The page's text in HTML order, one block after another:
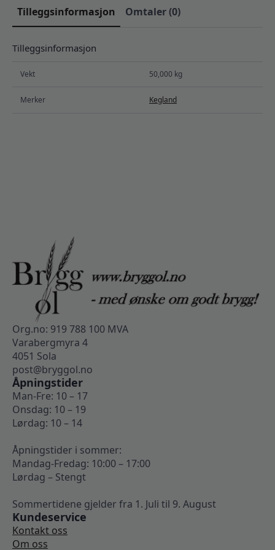
Tilleggsinformasjon Omtaler (0)
Tilleggsinformasjon
Vekt 50,000 kg
Merker Kegland
Org.no: 919 788 100 MVA
Varabergmyra 4
4051 Sola
post@bryggol.no
Åpningstider
Man-Fre: 10 – 17
Onsdag: 10 – 19
Lørdag: 10 – 14
Åpningstider i sommer:
Mandag-Fredag: 10:00 – 17:00
Lørdag – Stengt
Sommertidene gjelder fra 1. Juli til 9. August
Kundeservice
Kontakt oss
Om oss